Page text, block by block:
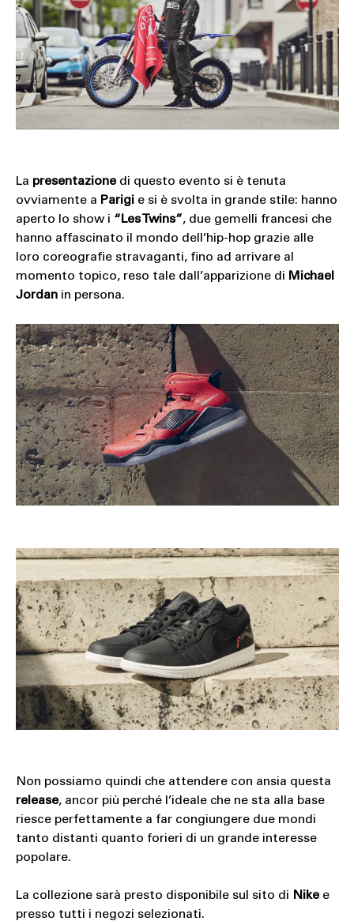
La presentazionedi questo evento si è tenuta
ovviamente a Parigie si è svolta in grande stile: hanno
aperto lo show i “Les Twins”, due gemelli francesi che
hanno affascinato il mondo dell’hip-hop grazie alle
loro coreografie stravaganti, fino ad arrivare al
momento topico, reso tale dall’apparizione di Michael
Jordanin persona.
Non possiamo quindi che attendere con ansia questa
release, ancor più perché l’ideale che ne sta alla base
riesce perfettamente a far congiungere due mondi
tanto distanti quanto forieri di un grande interesse
popolare.
La collezione sarà presto disponibile sul sito di Nikee
presso tutti i negozi selezionati.